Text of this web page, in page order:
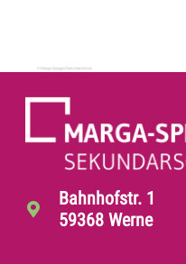
Bahnhofstr. 1
59368 Werne